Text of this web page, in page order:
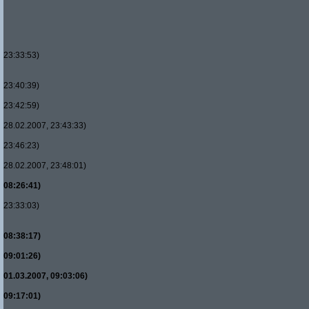
23:33:53)
23:40:39)
23:42:59)
28.02.2007, 23:43:33)
23:46:23)
28.02.2007, 23:48:01)
08:26:41)
23:33:03)
08:38:17)
09:01:26)
01.03.2007, 09:03:06)
09:17:01)